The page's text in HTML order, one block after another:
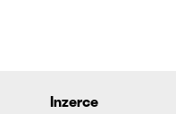
Inzerce